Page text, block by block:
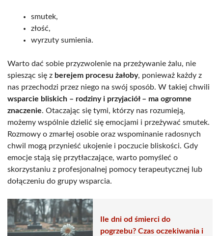
smutek,
złość,
wyrzuty sumienia.
Warto dać sobie przyzwolenie na przeżywanie żalu, nie
spiesząc się z berejem procesu żałoby, ponieważ każdy z
nas przechodzi przez niego na swój sposób. W takiej chwili
wsparcie bliskich – rodziny i przyjaciół – ma ogromne
znaczenie. Otaczając się tymi, którzy nas rozumieją,
możemy wspólnie dzielić się emocjami i przeżywać smutek.
Rozmowy o zmarłej osobie oraz wspominanie radosnych
chwil mogą przynieść ukojenie i poczucie bliskości. Gdy
emocje stają się przytłaczające, warto pomyśleć o
skorzystaniu z profesjonalnej pomocy terapeutycznej lub
dołączeniu do grupy wsparcia.
Ile dni od śmierci do
pogrzebu? Czas oczekiwania i